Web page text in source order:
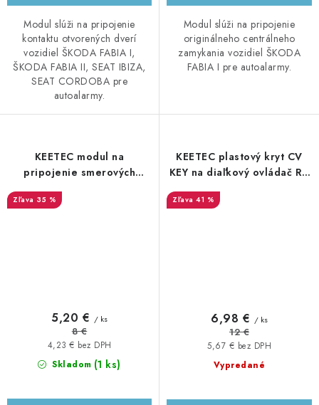
Modul slúži na pripojenie
kontaktu otvorených dverí
vozidiel ŠKODA FABIA I,
ŠKODA FABIA II, SEAT IBIZA,
SEAT CORDOBA pre
autoalarmy.
Modul slúži na pripojenie
originálneho centrálneho
zamykania vozidiel ŠKODA
FABIA I pre autoalarmy.
KEETEC modul na
pripojenie smerových
35 %
Skladom (1 ks)
4,23 € bez DPH
5,20 € / ks
8 €
KEETEC plastový kryt CV
KEY na diaľkový ovládač RC
41 %
Vypredané
5,67 € bez DPH
6,98 € / ks
12 €